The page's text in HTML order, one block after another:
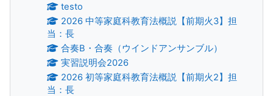
testo
2026 中等家庭科教育法概説【前期火3】担
当：長
合奏B・合奏（ウインドアンサンブル）
実習説明会2026
2026 初等家庭科教育法概説【前期火2】担
当：長